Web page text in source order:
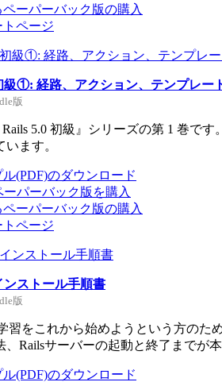
ーパーバック版の購入
ページ
級①: 経路、アクション、テンプレー
版
5.0 初級』シリーズの第 1 巻で
ます。
(PDF)のダウンロード
ーパーバック版を購入
ーパーバック版の購入
ページ
ンストール手順書
版
習をこれから始めようという方の
、Railsサーバーの起動と終了までが本
(PDF)のダウンロード